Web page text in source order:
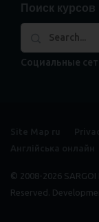
Поиск курсов
Социальные
© 2008-2026 SARGOI
Reserved.